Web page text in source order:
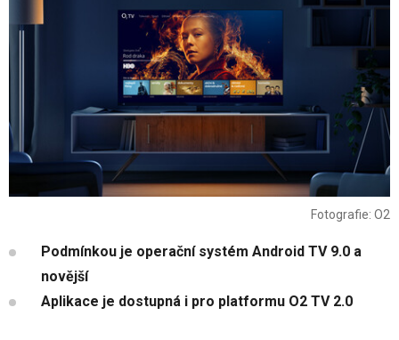
Fotografie: O2
Podmínkou je operační systém Android TV 9.0 a
novější
Aplikace je dostupná i pro platformu O2 TV 2.0